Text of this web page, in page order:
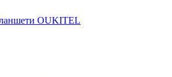
OUKITEL